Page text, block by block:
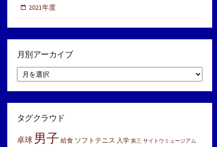
2021年度
月別アーカイブ
別
イ
タグクラウド
卓球 男子 給食 ソフトテニス 入学 第三 サイトウミュージアム